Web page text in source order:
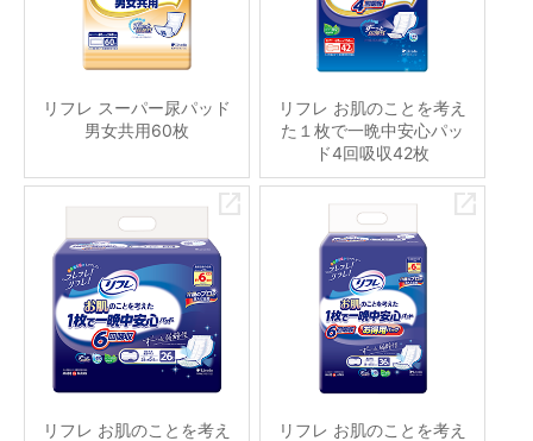
リフレ スーパー尿パッド
男女共用60枚
リフレ お肌のことを考え
た１枚で一晩中安心パッ
ド4回吸収42枚
リフレ お肌のことを考え
リフレ お肌のことを考え